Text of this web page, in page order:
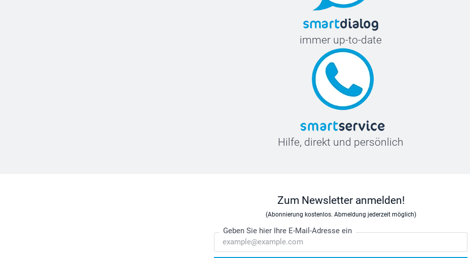
immer up-to-date
Hilfe, direkt und persönlich
Zum Newsletter anmelden!
(Abonnierung kostenlos. Abmeldung jederzeit möglich)
Geben Sie hier Ihre E-Mail-Adresse ein